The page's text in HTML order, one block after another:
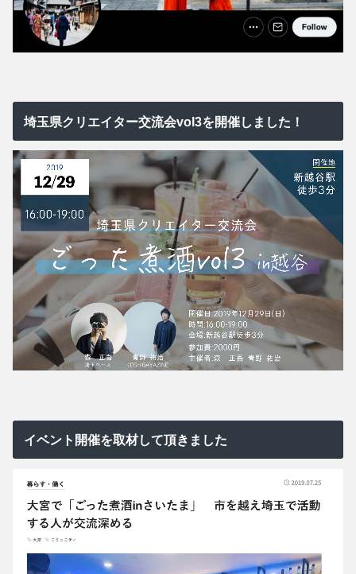
埼玉県クリエイター交流会vol3を開催しました！
イベント開催を取材して頂きました